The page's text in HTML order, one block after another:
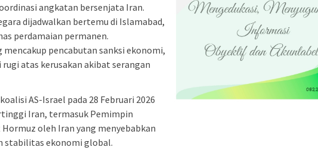
angkatan bersenjata Iran.
dijadwalkan bertemu di Islamabad,
perdamaian permanen.
pencabutan sanksi ekonomi,
atas kerusakan akibat serangan
AS-Israel pada 28 Februari 2026
Iran, termasuk Pemimpin
oleh Iran yang menyebabkan
stabilitas ekonomi global.